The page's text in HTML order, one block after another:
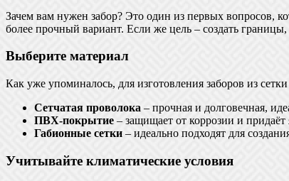
Зачем вам нужен забор? Это один из первых вопросов,
более прочный вариант. Если же цель – создать
Выберите материал
Как уже упоминалось, для изготовления заборов из
Сетчатая проволока – прочная и долговечная,
ПВХ-покрытие – защищает от коррозии и придаёт
Габионные сетки– идеально подходят для
Учитывайте климатические условия